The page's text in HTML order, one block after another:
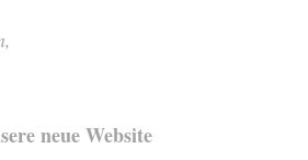
neue Website